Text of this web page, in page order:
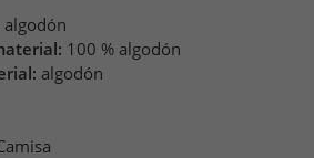
algodón
100 % algodón
algodón